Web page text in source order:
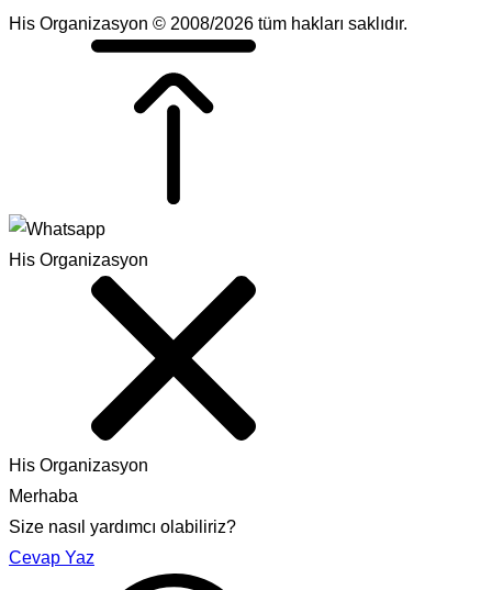
His Organizasyon © 2008/2026 tüm hakları saklıdır.
His Organizasyon
His Organizasyon
Merhaba
Size nasıl yardımcı olabiliriz?
Cevap Yaz